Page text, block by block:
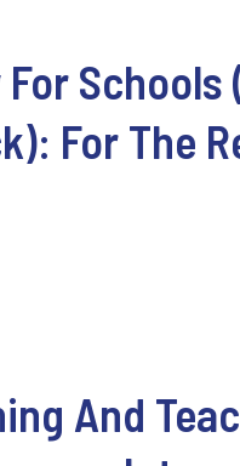
Schools
For The
And